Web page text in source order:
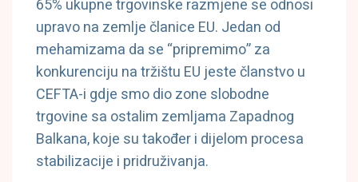
65% ukupne trgovinske razmjene se odnosi
upravo na zemlje članice EU. Jedan od
mehamizama da se “pripremimo” za
konkurenciju na tržištu EU jeste članstvo u
CEFTA-i gdje smo dio zone slobodne
trgovine sa ostalim zemljama Zapadnog
Balkana, koje su također i dijelom procesa
stabilizacije i pridruživanja.